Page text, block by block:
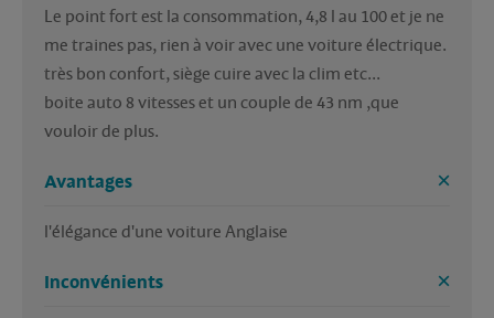
Le point fort est la consommation, 4,8 l au 100 et je ne
me traines pas, rien à voir avec une voiture électrique.
très bon confort, siège cuire avec la clim etc...
boite auto 8 vitesses et un couple de 43 nm ,que
vouloir de plus.
Avantages
l'élégance d'une voiture Anglaise
Inconvénients